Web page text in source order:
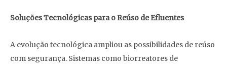
Soluções Tecnológicas para o Reúso de Efluentes
A evolução tecnológica ampliou as possibilidades de reúso
com segurança. Sistemas como biorreatores de